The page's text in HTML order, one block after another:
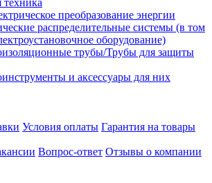
техника
преобразование энергии
распределительные системы (в том
оборудование)
трубы/Трубы для защиты
и аксессуары для них
Условия оплаты Гарантия на товары
Вопрос-ответ Отзывы о компании